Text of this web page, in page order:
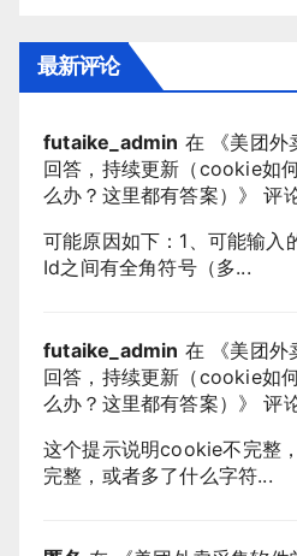
最新评论
futaike_admin 在 《美团外
回答，持续更新（cookie如
么办？这里都有答案） 》 评
可能原因如下：1、可能输入
Id之间有全角符号（多...
futaike_admin 在 《美团外
回答，持续更新（cookie如
么办？这里都有答案） 》 评
这个提示说明cookie不完整
完整，或者多了什么字符...